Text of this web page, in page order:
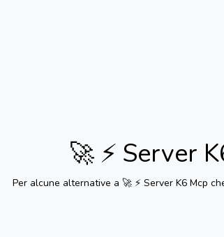
🚀 ⚡️ Server
Per alcune alternative a 🚀 ⚡️ Server K6 Mcp